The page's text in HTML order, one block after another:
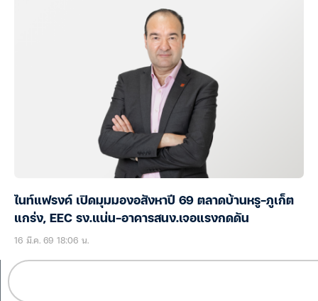
ไนท์แฟรงค์ เปิดมุมมองอสังหาปี 69 ตลาดบ้านหรู-ภูเก็ต
แกร่ง, EEC รง.แน่น-อาคารสนง.เจอแรงกดดัน
16 มี.ค. 69 18:06 น.